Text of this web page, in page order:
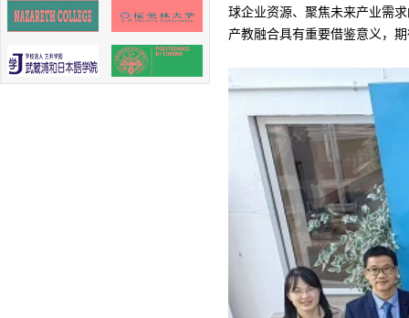
球企业资源、聚焦未来产业需
产教融合具有重要借鉴意义，